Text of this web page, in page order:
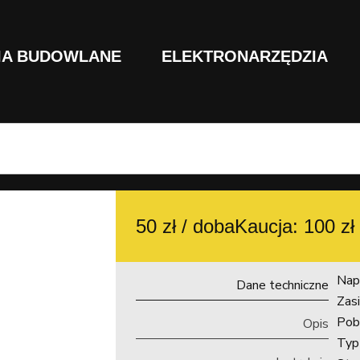
BUDOWLANE ELEKTRONARZĘDZIA
50 zł / dobaKaucja: 100 zł
Dane techniczne
Opis